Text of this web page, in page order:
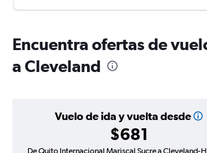
Encuentra ofertas de
a Cleveland
Vuelo de ida y vuelta desde
$681
De Quito Internacional Mariscal Sucre a Cleveland-